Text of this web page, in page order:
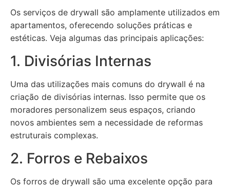
Os serviços de drywall são amplamente utilizados em
apartamentos, oferecendo soluções práticas e
estéticas. Veja algumas das principais aplicações:
1. Divisórias Internas
Uma das utilizações mais comuns do drywall é na
criação de divisórias internas. Isso permite que os
moradores personalizem seus espaços, criando
novos ambientes sem a necessidade de reformas
estruturais complexas.
2. Forros e Rebaixos
Os forros de drywall são uma excelente opção para